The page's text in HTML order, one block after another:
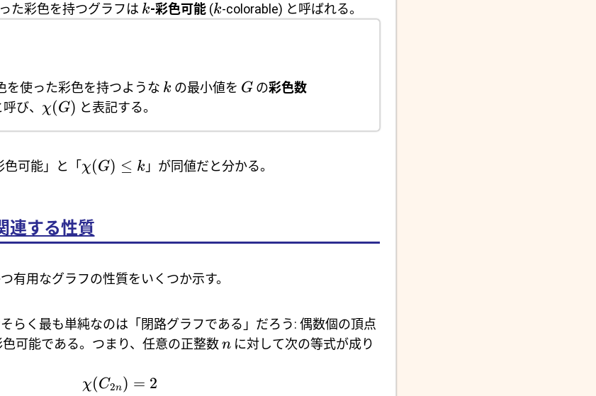
た彩色を持つグラフは k-彩色可能(k-colorable) と呼ばれる。
を使った彩色を持つような k の最小値を Gの彩色数
び、 χ(G) と表記する。
色可能」と「 χ(G) ≤ k 」が同値だと分かる。
連する性質
有用なグラフの性質をいくつか示す。
らく最も単純なのは「閉路グラフである」だろう: 偶数個の頂点
色可能である。つまり、任意の正整数nに対して次の等式が成り
χ(C2n) = 2